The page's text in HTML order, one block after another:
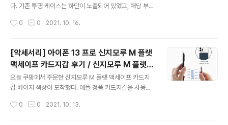
로 해서 나온 느낌..? 스타라이트 45mm는 너무 거대했고,
플은 제품을 개봉할 때 사람을 두근거리게 하는 포인트를
다. 기존 투명 케이스는 하단이 노출되어 있었고, 해당 부분
그래서 대안 제품을 찾고 있었는데, 아사모카페에서 화이
을 모집하고 있길래 신청했고, 운좋게 선정됐다! 먼저 강화
유리를 부착하고, 케이스를 휴대폰에 씌울 예정이다. 9H강
화유리, FullClear, Full Touch, 강력한 올레포빅 코팅 기
스에 강한 EZ글라스 우선 강화유리 스펙은 다음과 같다. 1.
9H 화학처리 강화유리 - 9H 경도를 가져 일상 스크래치부
어나 디스플레이를 왜곡 없이 있는 그대로 보여준다. 3..
0 0 2021. 10. 16.
[악세서리] 아이폰 13 프로 신지모루 M 플랫
맥세이프 카드지갑 후기 / 신지모루 M 플랫
카드지갑 자력
오늘 쿠팡에서 주문한 신지모루 M 플랫 맥세이프 카드지
갑 베이지 색상이 도착했다. 애플 정품 카드지갑을 사용하
겠다. 진짜 내돈주긴 아깝고 남이 사주면 고마운 그런 제품
0 0 2021. 10. 13.